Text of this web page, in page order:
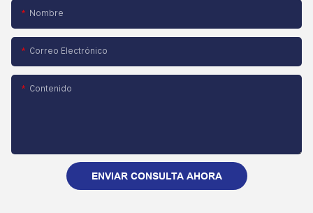
Nombre
Correo Electrónico
Contenido
ENVIAR CONSULTA AHORA